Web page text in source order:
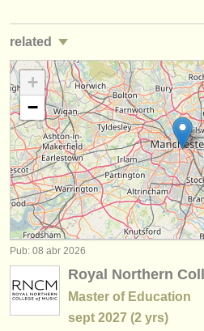
empleos - administración
degree courses
cursillos
concursos
instrumentos en venta
instrumentos robados
directorios:
orquestas y teatros
conservatorios
related
cursos/masterclass guitarra
degree courses: guitarra (9)
degree courses: laúd (1)
degree courses: guitarra
concurso de guitarra clasica (4)
venta de guitarra
guitarra perdido (180)
+
−
Pub: 08 abr 2026
Royal Northern
Master of Education
sept 2027 (2 yrs)